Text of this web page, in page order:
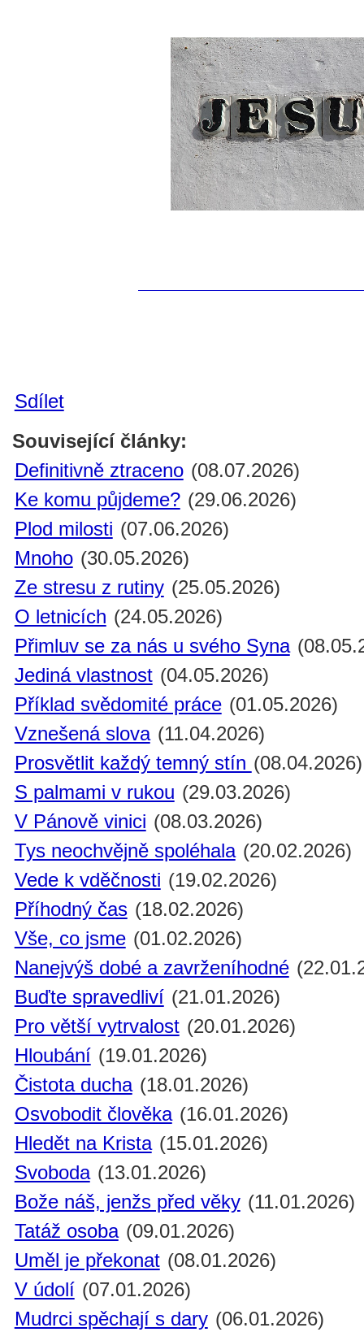
Sdílet
Související články:
Definitivně ztraceno (08.07.2026)
Ke komu půjdeme? (29.06.2026)
Plod milosti (07.06.2026)
Mnoho (30.05.2026)
Ze stresu z rutiny (25.05.2026)
O letnicích (24.05.2026)
Přimluv se za nás u svého Syna
Jediná vlastnost (04.05.2026)
Příklad svědomité práce (01.05.2026)
Vznešená slova (11.04.2026)
Prosvětlit každý temný stín (08.04.2026)
S palmami v rukou (29.03.2026)
V Pánově vinici (08.03.2026)
Tys neochvějně spoléhala (20.02.2026)
Vede k vděčnosti (19.02.2026)
Příhodný čas (18.02.2026)
Vše, co jsme (01.02.2026)
Nanejvýš dobé a zavrženíhodné
Buďte spravedliví (21.01.2026)
Pro větší vytrvalost (20.01.2026)
Hloubání (19.01.2026)
Čistota ducha (18.01.2026)
Osvobodit člověka (16.01.2026)
Hledět na Krista (15.01.2026)
Svoboda (13.01.2026)
Bože náš, jenžs před věky (11.01.2026)
Tatáž osoba (09.01.2026)
Uměl je překonat (08.01.2026)
V údolí (07.01.2026)
Mudrci spěchají s dary (06.01.2026)